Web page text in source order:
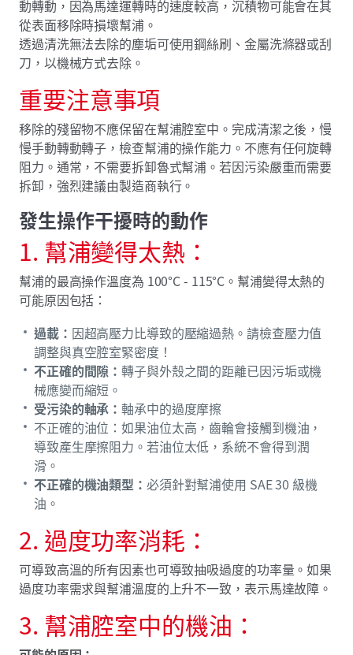
動轉動，因為馬達運轉時的速度較高，沉積物可能會在其
從表面移除時損壞幫浦。
透過清洗無法去除的塵垢可使用鋼絲刷、金屬洗滌器或刮
刀，以機械方式去除。
重要注意事項
移除的殘留物不應保留在幫浦腔室中。完成清潔之後，慢
慢手動轉動轉子，檢查幫浦的操作能力。不應有任何旋轉
阻力。通常，不需要拆卸魯式幫浦。若因污染嚴重而需要
拆卸，強烈建議由製造商執行。
發生操作干擾時的動作
1. 幫浦變得太熱：
幫浦的最高操作溫度為 100°C - 115°C。幫浦變得太熱的
可能原因包括：
過載： 因超高壓力比導致的壓縮過熱。請檢查壓力值
調整與真空腔室緊密度！
不正確的間隙：轉子與外殼之間的距離已因污垢或機
械應變而縮短。
受污染的軸承：軸承中的過度摩擦
不正確的油位：如果油位太高，齒輪會接觸到機油，
導致產生摩擦阻力。若油位太低，系統不會得到潤
滑。
不正確的機油類型： 必須針對幫浦使用 SAE 30 級機
油。
2. 過度功率消耗：
可導致高溫的所有因素也可導致抽吸過度的功率量。如果
過度功率需求與幫浦溫度的上升不一致，表示馬達故障。
3. 幫浦腔室中的機油：